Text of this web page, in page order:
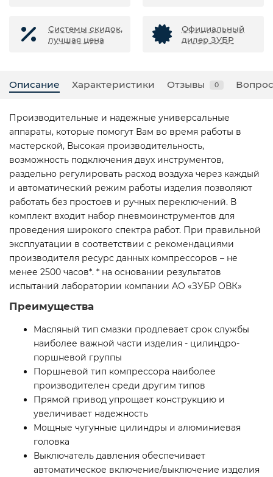
Системы скидок,
лучшая цена
Официальный
дилер ЗУБР
Описание Характеристики Отзывы 0
Производительные и надежные универсальные
аппараты, которые помогут Вам во время работы в
мастерской, Высокая производительность,
возможность подключения двух инструментов,
раздельно регулировать расход воздуха через каждый
и автоматический режим работы изделия позволяют
работать без простоев и ручных переключений. В
комплект входит набор пневмоинструментов для
проведения широкого спектра работ. При правильной
эксплуатации в соответствии с рекомендациями
производителя ресурс данных компрессоров – не
менее 2500 часов*. * на основании результатов
испытаний лаборатории компании АО «ЗУБР ОВК»
Преимущества
Масляный тип смазки продлевает срок службы
наиболее важной части изделия - цилиндро-
поршневой группы
Поршневой тип компрессора наиболее
производителен среди другим типов
Прямой привод упрощает конструкцию и
увеличивает надежность
Мощные чугунные цилиндры и алюминиевая
головка
Выключатель давления обеспечивает
автоматическое включение/выключение изделия